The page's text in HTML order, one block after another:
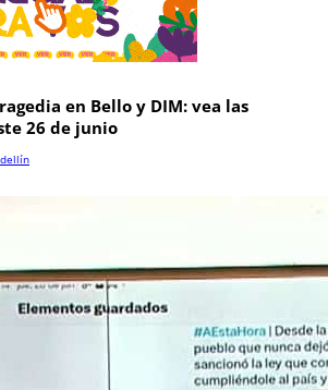
en Bello y DIM: vea las
26 de junio